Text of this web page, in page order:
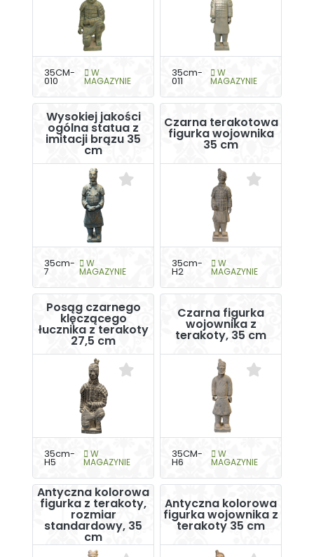
35CM-
010
W
MAGAZYNIE
35cm-
011
W
MAGAZYNIE
Wysokiej jakości
ogólna statua z
imitacji brązu 35
cm
35cm-
7
W
MAGAZYNIE
Czarna terakotowa
figurka wojownika
35 cm
35cm-
H2
W
MAGAZYNIE
Posąg czarnego
klęczącego
łucznika z terakoty
27,5 cm
35cm-
H5
W
MAGAZYNIE
Czarna figurka
wojownika z
terakoty, 35 cm
35CM-
H6
W
MAGAZYNIE
Antyczna kolorowa
figurka z terakoty,
rozmiar
standardowy, 35
cm
Antyczna kolorowa
figurka wojownika z
terakoty 35 cm